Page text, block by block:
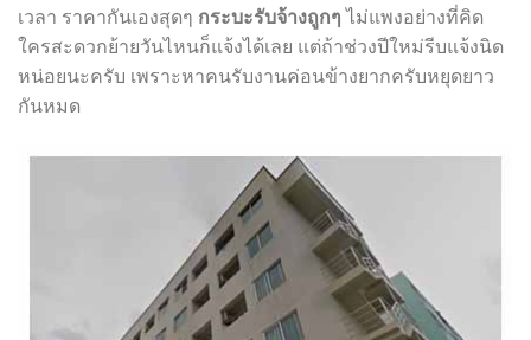
เวลา ราคากันเองสุดๆ กระบะรับจ้างถูกๆ ไม่แพงอย่างที่คิด
ใครสะดวกย้ายวันไหนก็แจ้งได้เลย แต่ถ้าช่วงปีใหม่รีบแจ้งนิด
หน่อยนะครับ เพราะหาคนรับงานค่อนข้างยากครับหยุดยาว
กันหมด